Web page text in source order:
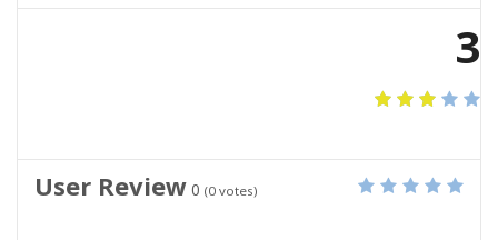
3
User Review 0 (0 votes)